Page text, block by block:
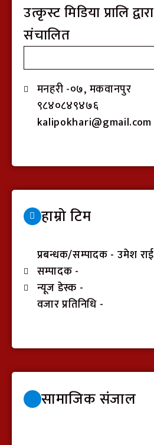
उत्कृस्ट मिडिया प्रालि द्वारा
संचालित
मनहरी -०७, मकवानपुर
९८४०८४९४७६
kalipokhari@gmail.com
हाम्रो टिम
प्रबन्धक/सम्पादक - उमेश राई
सम्पादक -
न्यूज डेस्क -
वजार प्रतिनिधि -
सामाजिक संजाल